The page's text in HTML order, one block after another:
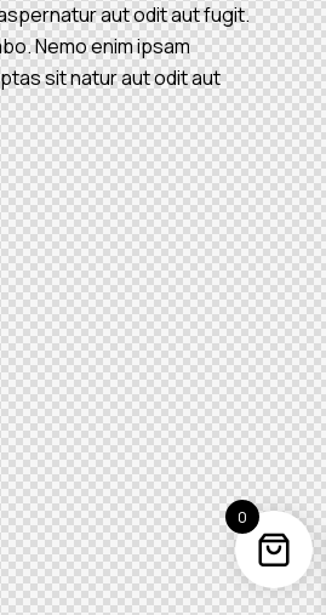
aut odit aut fugit.
Nemo enim ipsam
sit natur aut odit aut
0